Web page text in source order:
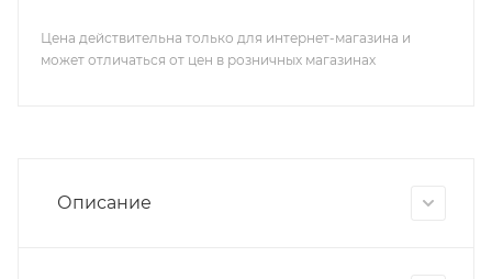
Цена действительна только для интернет-магазина и
может отличаться от цен в розничных магазинах
Описание